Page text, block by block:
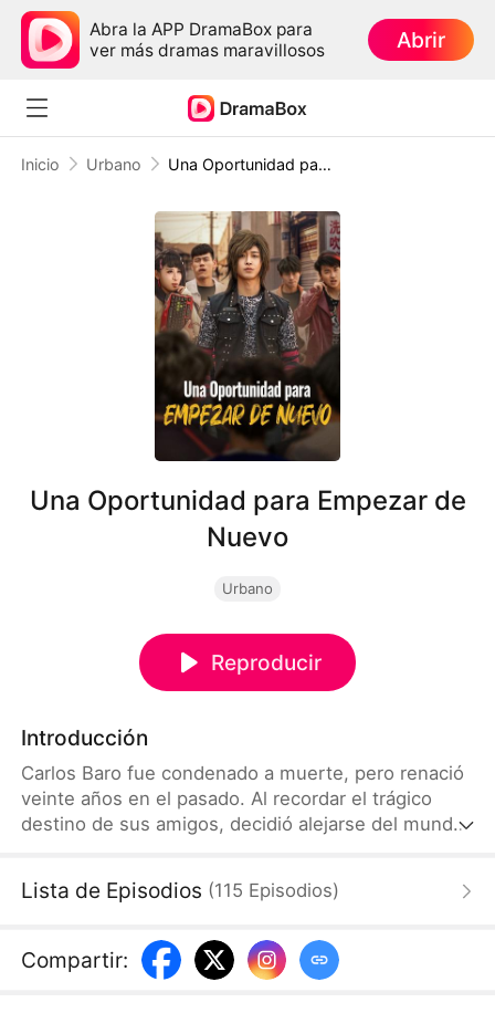
Abra la APP DramaBox para
ver más dramas maravillosos
Abrir
Inicio Urbano Una Oportunidad para Empezar de Nuevo
Una Oportunidad para Empezar de
Nuevo
Urbano
Reproducir
Introducción
Carlos Baro fue condenado a muerte, pero renació
veinte años en el pasado. Al recordar el trágico
destino de sus amigos, decidió alejarse del mundo
pandilleros, ganándose su gratitud. Sin embargo,
Lista de Episodios (115 Episodios)
Compartir: